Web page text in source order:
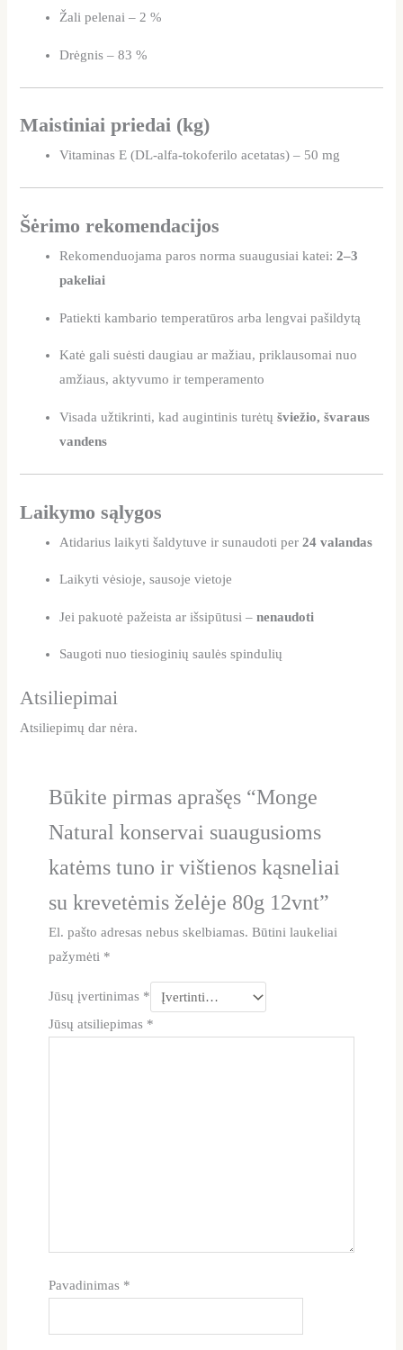
Žali pelenai – 2 %
Drėgnis – 83 %
Maistiniai priedai (kg)
Vitaminas E (DL-alfa-tokoferilo acetatas) – 50 mg
Šėrimo rekomendacijos
Rekomenduojama paros norma suaugusiai katei:2–3
pakeliai
Patiekti kambario temperatūros arba lengvai pašildytą
Katė gali suėsti daugiau ar mažiau, priklausomai nuo
amžiaus, aktyvumo ir temperamento
Visada užtikrinti, kad augintinis turėtųšviežio, švaraus
vandens
Laikymo sąlygos
Atidarius laikyti šaldytuve ir sunaudoti per24 valandas
Laikyti vėsioje, sausoje vietoje
Jei pakuotė pažeista ar išsipūtusi –nenaudoti
Saugoti nuo tiesioginių saulės spindulių
Atsiliepimai
Atsiliepimų dar nėra.
Būkite pirmas aprašęs “Monge
Natural konservai suaugusioms
katėms tuno ir vištienos kąsneliai
su krevetėmis želėje 80g 12vnt”
El. pašto adresas nebus skelbiamas. Būtini laukeliai
pažymėti *
Jūsų įvertinimas *
Jūsų atsiliepimas *
Pavadinimas *